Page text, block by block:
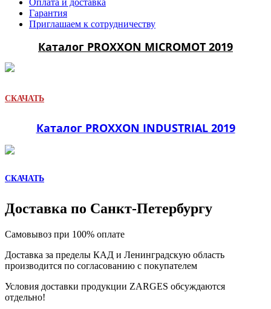
Гарантия
Приглашаем к сотрудничеству
Каталог PROXXON MICROMOT 2019
СКАЧАТЬ
Каталог PROXXON INDUSTRIAL 2019
СКАЧАТЬ
Доставка по Санкт-Петербургу
Самовывоз при 100% оплате
Доставка за пределы КАД и Ленинградскую область
производится по согласованию с покупателем
Условия доставки продукции ZARGES обсуждаются
отдельно!